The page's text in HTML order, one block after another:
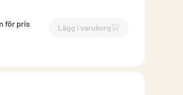
för pris Lägg i varukorg
`$Lägg till